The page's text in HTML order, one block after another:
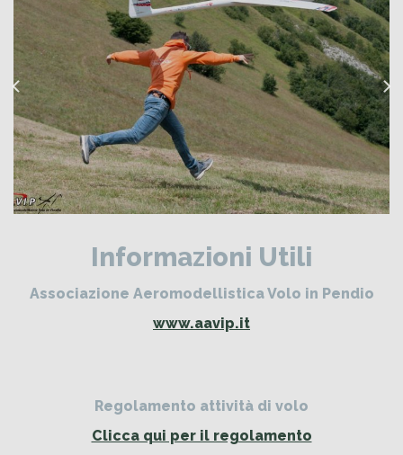
Informazioni Utili
Associazione Aeromodellistica Volo in Pendio
www.aavip.it
Regolamento attività di volo
Clicca qui per il regolamento